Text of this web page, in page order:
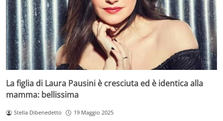
La figlia di Laura Pausini è cresciuta ed è identica alla
mamma: bellissima
Stella Dibenedetto 19 Maggio 2025